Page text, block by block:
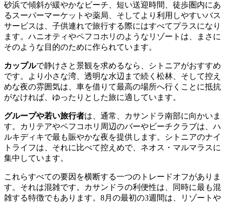
砂浜で傾斜が緩やかなビーチ、短い送迎時間、徒歩圏内にあ
るスーパーマーケットや薬局、そしてより利用しやすいバス
サービスは、子供連れで旅行する際にはすべてプラスになり
ます。ハニオティやペフコホリのようなリゾートは、まさに
そのような目的のために作られています。
カップルで静けさと景観を求めるなら、シトニアがおすすめ
です。より小さな湾、透明な水辺まで続く松林、そして控え
めな夜の雰囲気は、車を借りて最高の場所へ行くことに抵抗
がなければ、ゆったりとした旅に適しています。
グループや若い旅行者は、通常、カサンドラ南部に向かいま
す。カリテアやペフコホリ周辺のバーやビーチクラブは、ハ
ルキディキで最も賑やかな夜を提供します。シトニアのナイ
トライフは、それに比べて控えめで、ネオス・マルマラスに
集中しています。
これらすべての要因を横断する一つのトレードオフがありま
す。それは混雑です。カサンドラの利便性は、同時に最も混
雑する特徴でもあります。8月の最初の3週間は、リゾートや